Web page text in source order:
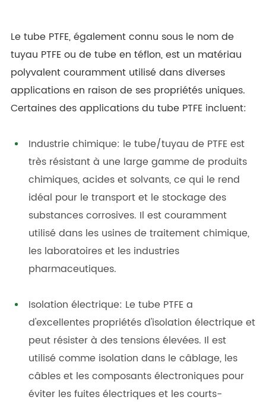
Le tube PTFE, également connu sous le nom de
tuyau PTFE ou de tube en téflon, est un matériau
polyvalent couramment utilisé dans diverses
applications en raison de ses propriétés uniques.
Certaines des applications du tube PTFE incluent:
Industrie chimique: le tube/tuyau de PTFE est
très résistant à une large gamme de produits
chimiques, acides et solvants, ce qui le rend
idéal pour le transport et le stockage des
substances corrosives. Il est couramment
utilisé dans les usines de traitement chimique,
les laboratoires et les industries
pharmaceutiques.
Isolation électrique: Le tube PTFE a
d'excellentes propriétés d'isolation électrique et
peut résister à des tensions élevées. Il est
utilisé comme isolation dans le câblage, les
câbles et les composants électroniques pour
éviter les fuites électriques et les courts-